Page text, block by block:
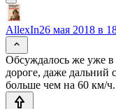
AllexIn26 мая 2018 в
Обсуждалось же уже
дороге, даже дальний
больше чем на 60 км/ч.